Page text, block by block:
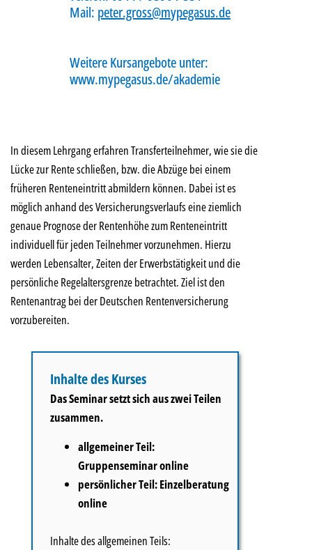
Mail: peter.gross@mypegasus.de
Weitere Kursangebote unter:
www.mypegasus.de/akademie
In diesem Lehrgang erfahren Transferteilnehmer, wie sie die
Lücke zur Rente schließen, bzw. die Abzüge bei einem
früheren Renteneintritt abmildern können. Dabei ist es
möglich anhand des Versicherungsverlaufs eine ziemlich
genaue Prognose der Rentenhöhe zum Renteneintritt
individuell für jeden Teilnehmer vorzunehmen. Hierzu
werden Lebensalter, Zeiten der Erwerbstätigkeit und die
persönliche Regelaltersgrenze betrachtet. Ziel ist den
Rentenantrag bei der Deutschen Rentenversicherung
vorzubereiten.
Inhalte des Kurses
Das Seminar setzt sich aus zwei Teilen
zusammen.
allgemeiner Teil:
Gruppenseminar online
persönlicher Teil: Einzelberatung
online
Inhalte des allgemeinen Teils: